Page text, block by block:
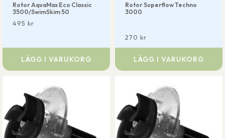
Rotor AquaMax Eco Classic
3500/SwimSkim 50
495 kr
LÄGG I VARUKORG
Rotor Superflow Techno
3000
270 kr
LÄGG I VARUKORG